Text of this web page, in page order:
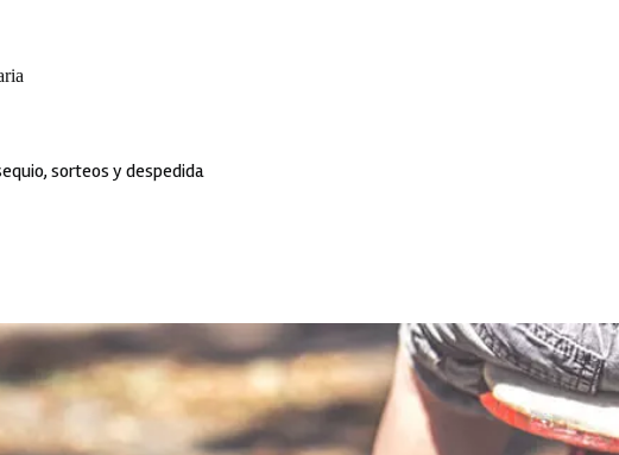
sorteos y despedida